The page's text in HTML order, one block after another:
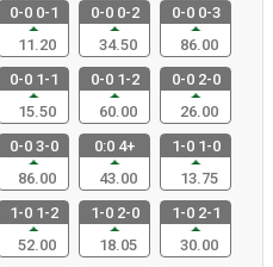
0-0 0-1
11.20
0-0 0-2
34.50
0-0 0-3
86.00
0-0 1-1
15.50
0-0 1-2
60.00
0-0 2-0
26.00
0-0 3-0
86.00
0:0 4+
43.00
1-0 1-0
13.75
1-0 1-2
52.00
1-0 2-0
18.05
1-0 2-1
30.00